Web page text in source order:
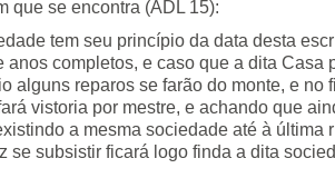
que se encontra (ADL 15):
tem seu princípio da data desta
anos completos, e caso que a dita Casa
alguns reparos se farão do monte, e no
vistoria por mestre, e achando que
a mesma sociedade até à última
se subsistir ficará logo finda a dita